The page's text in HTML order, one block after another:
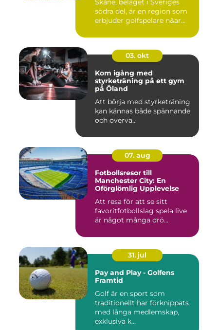
Skåne, beläget i Sveriges
södra del, är en region som
erbjuder golfspelare n&ar...
03. okt
Kom igång med
styrketräning på ett gym
på Öland
Att börja med styrketräning
kan kännas både spännande
och övervä...
07. aug
Fotbollsresor till
Manchester City: En
Oförglömlig Upplevelse
Att resa för att se sitt
favoritfotbollslag spela live
är något många drö...
31. jul
Pay and Play - Golfens
Framtid
Golf är en sport som
traditionellt har förknippats
med långa medlemskap,
exklusiva k...